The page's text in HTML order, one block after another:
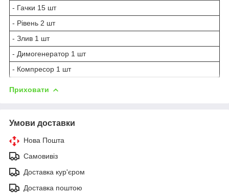
- Гачки 15 шт
- Рівень 2 шт
- Злив 1 шт
- Димогенератор 1 шт
- Компресор 1 шт
Приховати
Умови доставки
Нова Пошта
Самовивіз
Доставка кур'єром
Доставка поштою